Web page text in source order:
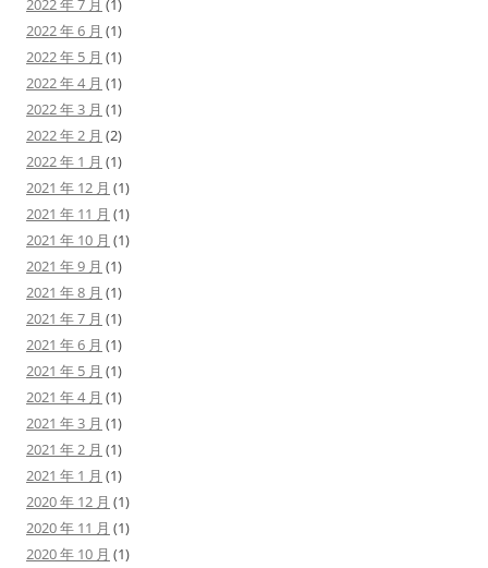
2022 年 7 月 (1)
2022 年 6 月 (1)
2022 年 5 月 (1)
2022 年 4 月 (1)
2022 年 3 月 (1)
2022 年 2 月 (2)
2022 年 1 月 (1)
2021 年 12 月 (1)
2021 年 11 月 (1)
2021 年 10 月 (1)
2021 年 9 月 (1)
2021 年 8 月 (1)
2021 年 7 月 (1)
2021 年 6 月 (1)
2021 年 5 月 (1)
2021 年 4 月 (1)
2021 年 3 月 (1)
2021 年 2 月 (1)
2021 年 1 月 (1)
2020 年 12 月 (1)
2020 年 11 月 (1)
2020 年 10 月 (1)